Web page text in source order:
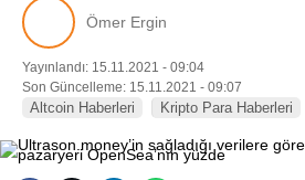
Ömer Ergin
Yayınlandı: 15.11.2021 - 09:04
Son Güncelleme: 15.11.2021 - 09:07
Altcoin Haberleri Kripto Para Haberleri